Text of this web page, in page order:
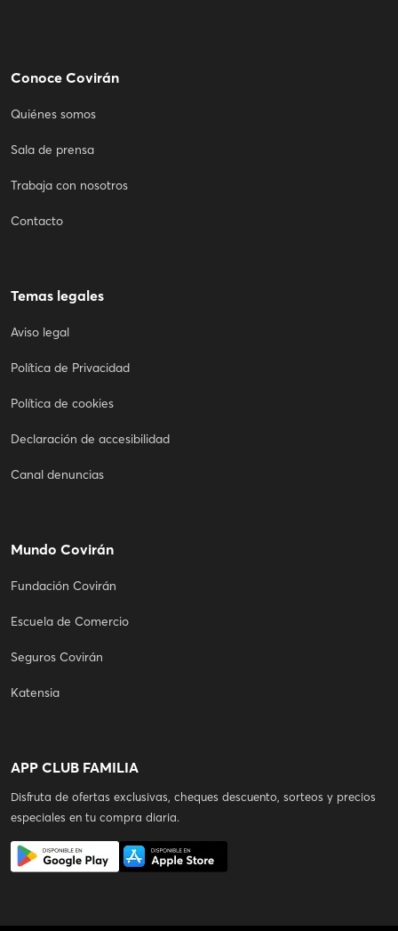
Conoce Covirán
Quiénes somos
Sala de prensa
Trabaja con nosotros
Contacto
Temas legales
Aviso legal
Política de Privacidad
Política de cookies
Declaración de accesibilidad
Canal denuncias
Mundo Covirán
Fundación Covirán
Escuela de Comercio
Seguros Covirán
Katensia
APP CLUB FAMILIA
Disfruta de ofertas exclusivas, cheques descuento, sorteos y precios
especiales en tu compra diaria.